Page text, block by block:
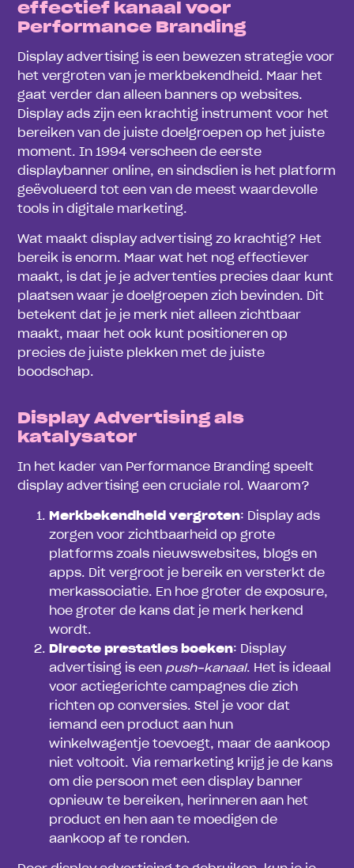
effectief kanaal voor
Performance Branding
Display advertising is een bewezen strategie voor
het vergroten van je merkbekendheid. Maar het
gaat verder dan alleen banners op websites.
Display ads zijn een krachtig instrument voor het
bereiken van de juiste doelgroepen op het juiste
moment. In 1994 verscheen de eerste
displaybanner online, en sindsdien is het platform
geëvolueerd tot een van de meest waardevolle
tools in digitale marketing.
Wat maakt display advertising zo krachtig? Het
bereik is enorm. Maar wat het nog effectiever
maakt, is dat je je advertenties precies daar kunt
plaatsen waar je doelgroepen zich bevinden. Dit
betekent dat je je merk niet alleen zichtbaar
maakt, maar het ook kunt positioneren op
precies de juiste plekken met de juiste
boodschap.
Display Advertising als
katalysator
In het kader van Performance Branding speelt
display advertising een cruciale rol. Waarom?
Merkbekendheid vergroten: Display ads
zorgen voor zichtbaarheid op grote
platforms zoals nieuwswebsites, blogs en
apps. Dit vergroot je bereik en versterkt de
merkassociatie. En hoe groter de exposure,
hoe groter de kans dat je merk herkend
wordt.
Directe prestaties boeken: Display
advertising is een push-kanaal. Het is ideaal
voor actiegerichte campagnes die zich
richten op conversies. Stel je voor dat
iemand een product aan hun
winkelwagentje toevoegt, maar de aankoop
niet voltooit. Via remarketing krijg je de kans
om die persoon met een display banner
opnieuw te bereiken, herinneren aan het
product en hen aan te moedigen de
aankoop af te ronden.